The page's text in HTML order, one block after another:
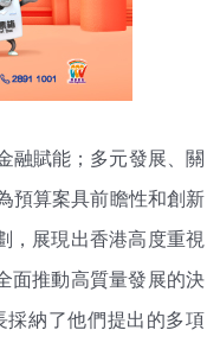
融賦能；多元發展、關
預算案具前瞻性和創新
，展現出香港高度重視
面推動高質量發展的決
採納了他們提出的多項